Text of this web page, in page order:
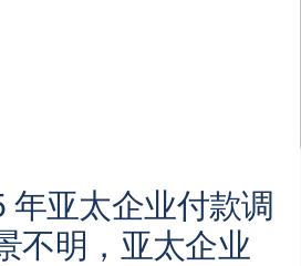
年亚太企业付款调
不明，亚太企业